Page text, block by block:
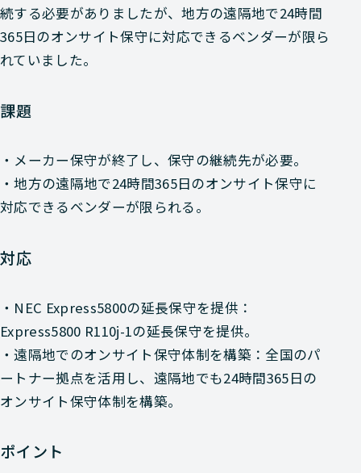
続する必要がありましたが、地方の遠隔地で24時間
365日のオンサイト保守に対応できるベンダーが限ら
れていました。
課題
・メーカー保守が終了し、保守の継続先が必要。
・地方の遠隔地で24時間365日のオンサイト保守に
対応できるベンダーが限られる。
対応
・NEC Express5800の延長保守を提供：
Express5800 R110j-1の延長保守を提供。
・遠隔地でのオンサイト保守体制を構築：全国のパ
ートナー拠点を活用し、遠隔地でも24時間365日の
オンサイト保守体制を構築。
ポイント